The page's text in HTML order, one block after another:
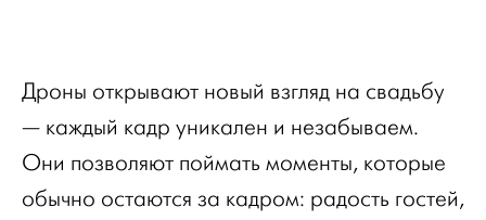
Дроны открывают новый взгляд на свадьбу
— каждый кадр уникален и незабываем.
Они позволяют поймать моменты, которые
обычно остаются за кадром: радость гостей,